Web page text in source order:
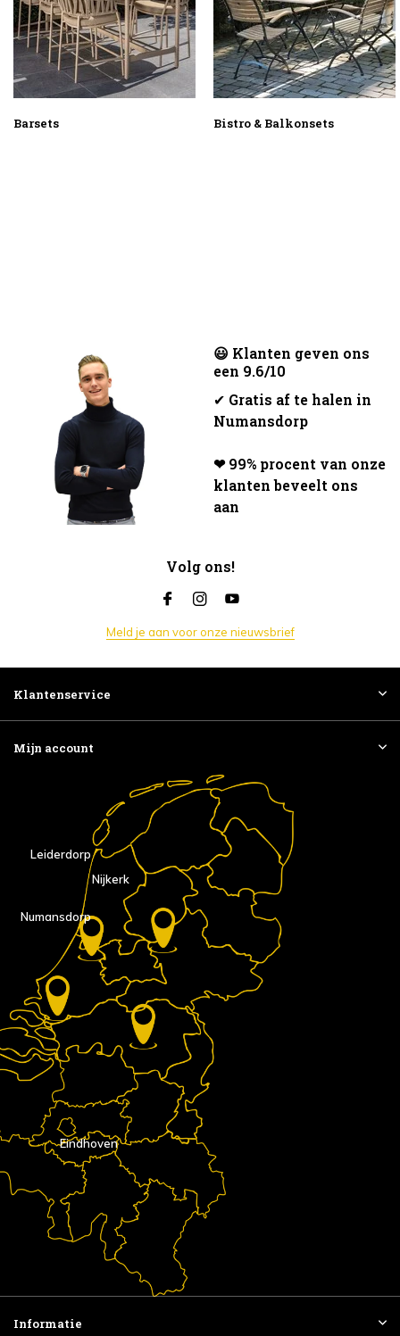
Barsets Bistro & Balkonsets
😃 Klanten geven ons
een 9.6/10
✔ Gratis af te halen in
Numansdorp
❤ 99% procent van onze
klanten beveelt ons
aan
Volg ons!
Meld je aan voor onze nieuwsbrief
Klantenservice
Mijn account
Eindhoven
Nijkerk
Numansdorp
Leiderdorp
Informatie